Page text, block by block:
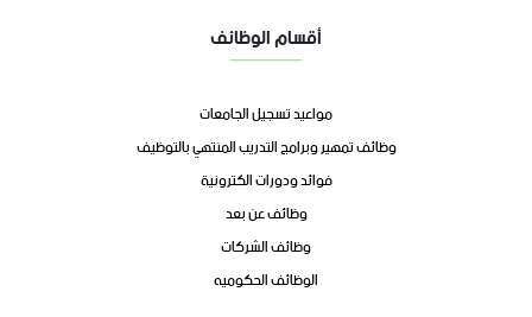
أقسام الوظائف
مواعيد تسجيل الجامعات
وظائف تمهير وبرامج التدريب المنتهي بالتوظيف
فوائد ودورات الكترونية
وظائف عن بعد
وظائف الشركات
الوظائف الحكوميه